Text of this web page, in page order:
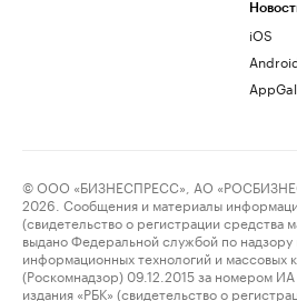
iOS
© ООО «БИЗНЕСПРЕСС», АО
2026. Сообщения и материалы
(свидетельство о регистрации средства
выдано Федеральной службой по надзору
информационных технологий и массовых
(Роскомнадзор) 09.12.2015 за номером
издания «РБК» (свидетельство о